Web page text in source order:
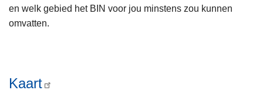
en welk gebied het BIN voor jou minstens zou kunnen
omvatten.
Kaart